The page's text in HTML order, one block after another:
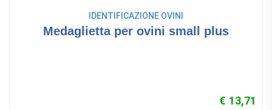
IDENTIFICAZIONE OVINI
Medaglietta per ovini small plus
€ 13,71